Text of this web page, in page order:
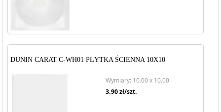
DUNIN CARAT C-WH01 PŁYTKA ŚCIENNA 10X10
Wymiary: 10.00 x 10.00
3.90zł/szt.